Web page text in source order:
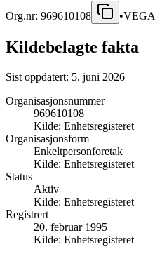
Org.nr: 969610108 •VEGA
Kildebelagte fakta
Sist oppdatert: 5. juni 2026
Organisasjonsnummer
969610108
Kilde: Enhetsregisteret
Organisasjonsform
Enkeltpersonforetak
Kilde: Enhetsregisteret
Status
Aktiv
Kilde: Enhetsregisteret
Registrert
20. februar 1995
Kilde: Enhetsregisteret